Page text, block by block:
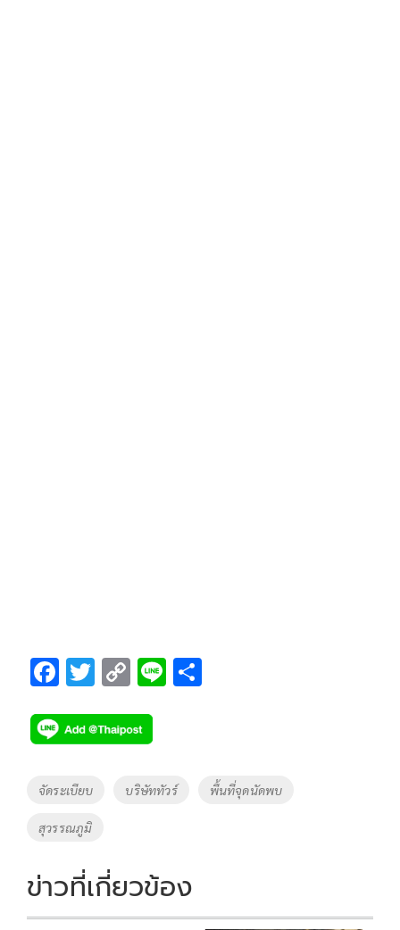
F
e
b
o
k
T
tt
er
C
p
y
Li
Li
Tags
จัดระเบียบ บริษัททัวร์ พื้นที่จุดนัดพบ
สุวรรณภูมิ
ข่าวที่เกี่ยวข้อง